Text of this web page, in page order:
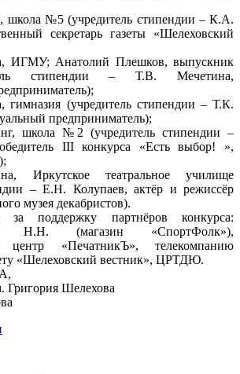
школа №5 (учредитель стипендии – К.А.
секретарь газеты «Шелеховский
ИГМУ; Анатолий Плешков, выпускник
стипендии – Т.В. Мечетина,
гимназия (учредитель стипендии – Т.К.
предприниматель);
школа №2 (учредитель стипендии –
III конкурса «Есть выбор! »,
Иркутское театральное училище
– Е.Н. Колупаев, актёр и режиссёр
музея декабристов).
за поддержку партнёров конкурса:
(магазин «СпортФолк»),
центр «ПечатникЪ», телекомпанию
«Шелеховский вестник», ЦРТДЮ.
Шелехова